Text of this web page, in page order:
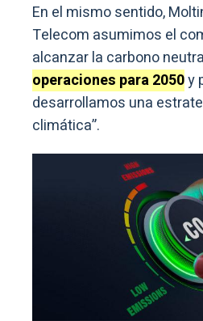
En el mismo sentido,
Telecom asumimos el
alcanzar la carbono
operaciones para 2050y
desarrollamos una
climática”.